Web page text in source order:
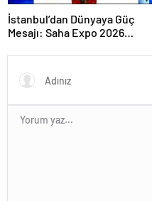
İstanbul’dan Dünyaya Güç
Mesajı: Saha Expo 2026